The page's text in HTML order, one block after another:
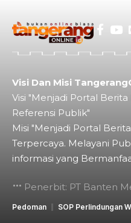
Visi Dan Misi
Visi "Menjadi Portal
Referensi Publik"
Misi "Menjadi Portal
Terpercaya. Melayani
informasi yang
Penerbit: PT Banten
Pedoman SOP Perlindungan